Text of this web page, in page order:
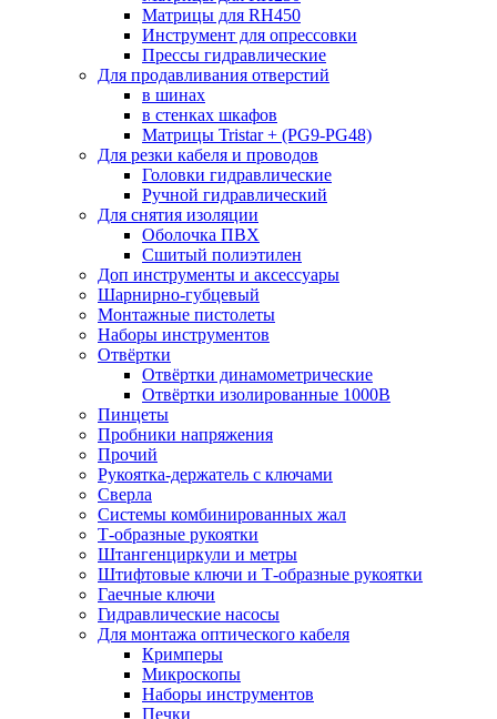
Матрицы для RH450
Инструмент для опрессовки
Прессы гидравлические
Для продавливания отверстий
в шинах
в стенках шкафов
Матрицы Tristar + (PG9-PG48)
Для резки кабеля и проводов
Головки гидравлические
Ручной гидравлический
Для снятия изоляции
Оболочка ПВХ
Сшитый полиэтилен
Доп инструменты и аксессуары
Шарнирно-губцевый
Монтажные пистолеты
Наборы инструментов
Отвёртки
Отвёртки динамометрические
Отвёртки изолированные 1000В
Пинцеты
Пробники напряжения
Прочий
Рукоятка-держатель с ключами
Сверла
Системы комбинированных жал
Т-образные рукоятки
Штангенциркули и метры
Штифтовые ключи и Т-образные рукоятки
Гаечные ключи
Гидравлические насосы
Для монтажа оптического кабеля
Кримперы
Микроскопы
Наборы инструментов
Печки